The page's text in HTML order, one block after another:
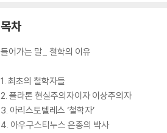
목차
들어가는 말_ 철학의 이유
1. 최초의 철학자들
2. 플라톤 현실주의자이자 이상주의자
3. 아리스토텔레스 ‘철학자’
4. 아우구스티누스 은총의 박사